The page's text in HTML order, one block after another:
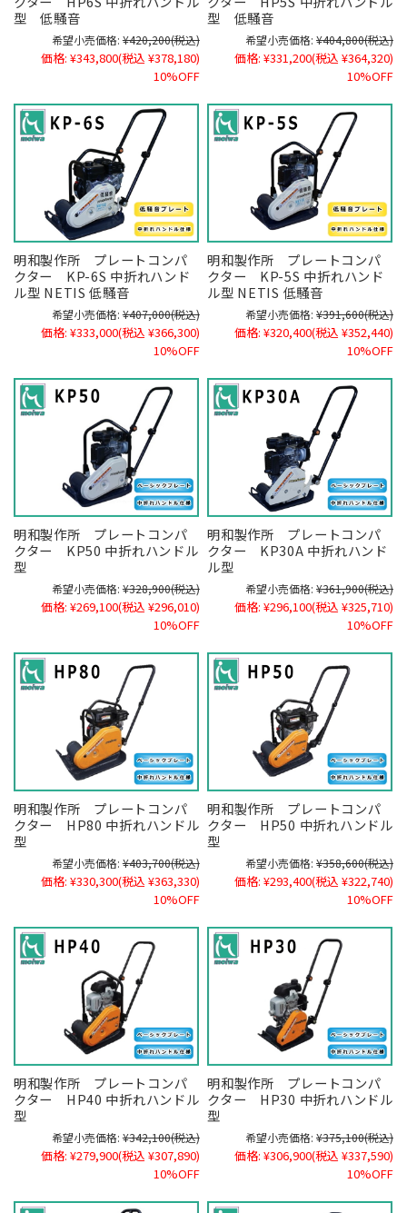
型 低騒音
希望小売価格: ¥420,200(税込)
価格: ¥343,800(税込 ¥378,180)
10%OFF
型 低騒音
希望小売価格: ¥404,800(税込)
価格: ¥331,200(税込 ¥364,320)
10%OFF
明和製作所 プレートコンパ
クター KP-6S 中折れハンド
ル型 NETIS 低騒音
希望小売価格: ¥407,000(税込)
価格: ¥333,000(税込 ¥366,300)
10%OFF
明和製作所 プレートコンパ
クター KP-5S 中折れハンド
ル型 NETIS 低騒音
希望小売価格: ¥391,600(税込)
価格: ¥320,400(税込 ¥352,440)
10%OFF
明和製作所 プレートコンパ
クター KP50 中折れハンドル
型
希望小売価格: ¥328,900(税込)
価格: ¥269,100(税込 ¥296,010)
10%OFF
明和製作所 プレートコンパ
クター KP30A 中折れハンド
ル型
希望小売価格: ¥361,900(税込)
価格: ¥296,100(税込 ¥325,710)
10%OFF
明和製作所 プレートコンパ
クター HP80 中折れハンドル
型
希望小売価格: ¥403,700(税込)
価格: ¥330,300(税込 ¥363,330)
10%OFF
明和製作所 プレートコンパ
クター HP50 中折れハンドル
型
希望小売価格: ¥358,600(税込)
価格: ¥293,400(税込 ¥322,740)
10%OFF
明和製作所 プレートコンパ
クター HP40 中折れハンドル
型
希望小売価格: ¥342,100(税込)
価格: ¥279,900(税込 ¥307,890)
10%OFF
明和製作所 プレートコンパ
クター HP30 中折れハンドル
型
希望小売価格: ¥375,100(税込)
価格: ¥306,900(税込 ¥337,590)
10%OFF